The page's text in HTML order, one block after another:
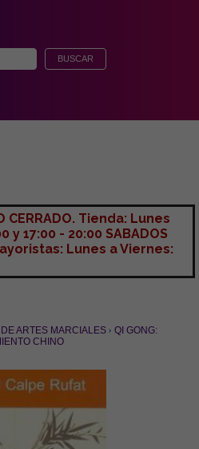
CERRADO. Tienda: Lunes
y 17:00 - 20:00 SABADOS
Lunes a Viernes:
ARTES MARCIALES
QI GONG:
CHINO